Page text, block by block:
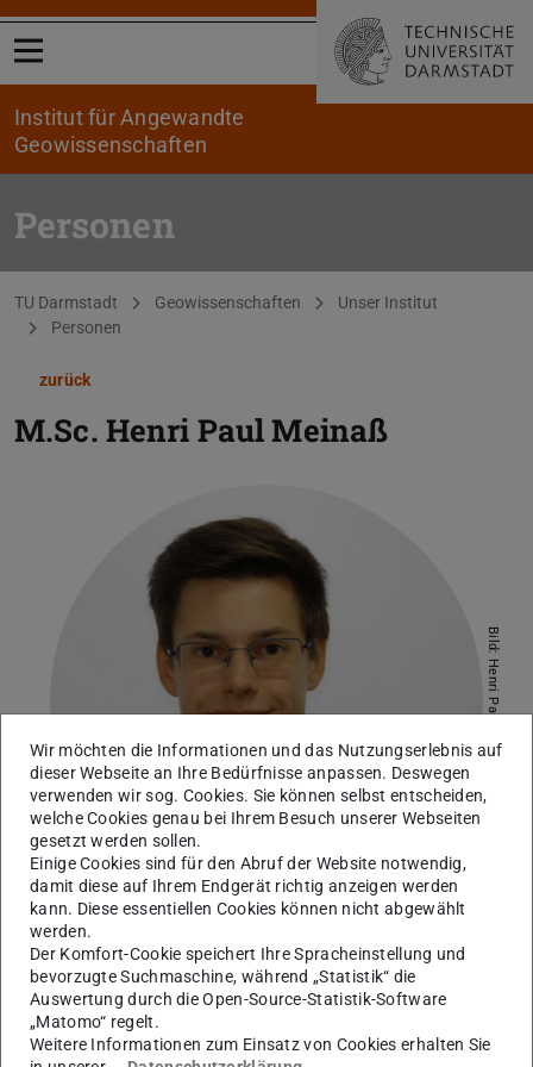
Menü öffnen
Institut für Angewandte
Geowissenschaften
Personen
Sie befinden sich hier:
TU Darmstadt Geowissenschaften
Unser Institut
Personen
zurück
M.Sc. Henri Paul Meinaß
Bild: Henri Paul Meinaß
Arbeitsgebiet(e)
Regionale Geologie des Grundgebirges, Geologische
Kartierung, Dünnschliffmikroskopie, Provenienzmethoden
Wir möchten die Informationen und das Nutzungserlebnis auf
dieser Webseite an Ihre Bedürfnisse anpassen. Deswegen
verwenden wir sog. Cookies. Sie können selbst entscheiden,
welche Cookies genau bei Ihrem Besuch unserer Webseiten
gesetzt werden sollen.
Einige Cookies sind für den Abruf der Website notwendig,
damit diese auf Ihrem Endgerät richtig anzeigen werden
kann. Diese essentiellen Cookies können nicht abgewählt
werden.
Der Komfort-Cookie speichert Ihre Spracheinstellung und
bevorzugte Suchmaschine, während „Statistik“ die
Auswertung durch die Open-Source-Statistik-Software
„Matomo“ regelt.
Weitere Informationen zum Einsatz von Cookies erhalten Sie